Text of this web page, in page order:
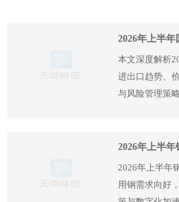
2026年上半
本文深度解析
进出口趋势、
与风险管理策略
2026年上半
2026年上半年
用钢需求向好